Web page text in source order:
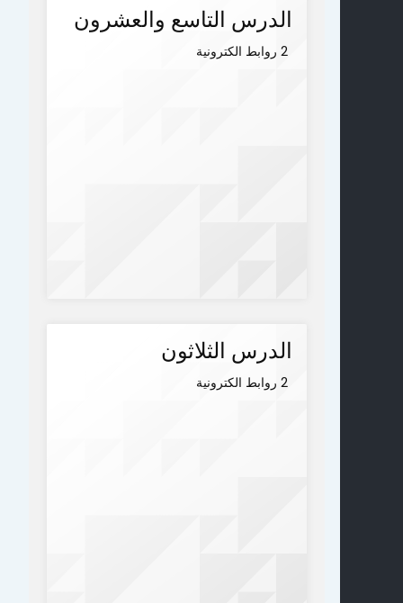
الدرس التاسع والعشرون
2 روابط الكترونية
الدرس الثلاثون
2 روابط الكترونية